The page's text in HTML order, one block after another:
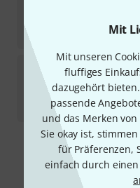
Mit
Mit unseren
fluffiges
dazugehört
passende
und das Merken
Sie okay ist,
für Präferenzen,
einfach durch einen
3.798€
Yamaha
Sofort
1.349€
Alle